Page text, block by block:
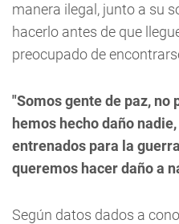
manera ilegal, junto a su
hacerlo antes de que
preocupado de
"Somos gente de paz, no
hemos hecho daño
entrenados para la
queremos hacer daño a
Según datos dados a